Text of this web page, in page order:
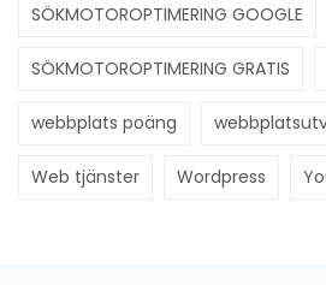
SÖKMOTOROPTIMERING GOOGLE
SÖKMOTOROPTIMERING GRATIS
webbplats poäng
Web tjänster Wordpress